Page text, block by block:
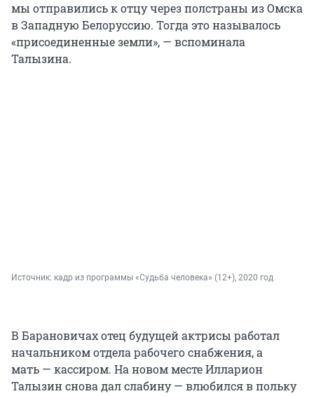
мы отправились к отцу через полстраны из Омска
в Западную Белоруссию. Тогда это называлось
«присоединенные земли», — вспоминала
Талызина.
Источник: кадр из программы «Судьба человека» (12+), 2020 год
В Барановичах отец будущей актрисы работал
начальником отдела рабочего снабжения, а
мать — кассиром. На новом месте Илларион
Талызин снова дал слабину — влюбился в польку